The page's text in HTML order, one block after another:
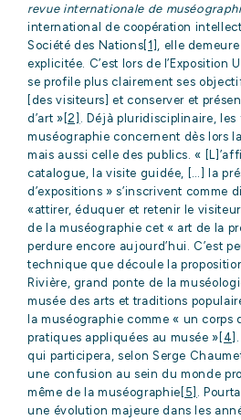
revue internationale de
international de coopération
Société des Nations [1]
, elle
explicitée. C’est lors de l’Exposition
se profile plus clairement ses
[des visiteurs] et conserver et
d’art » [2]
. Déjà pluridisciplinaire,
muséographie concernent dès lors
mais aussi celle des publics. «
catalogue, la visite guidée, […] la
d’expositions » s’inscrivent comme
«attirer, éduquer et retenir le
de la muséographie cet « art de la
perdure encore aujourd’hui. C’est
technique que découle la
Rivière, grand ponte de la
musée des arts et traditions
la muséographie comme « un
pratiques appliquées au musée » [4]
qui participera, selon Serge
une confusion au sein du monde
même de la muséographie [5]
.
une évolution majeure dans les